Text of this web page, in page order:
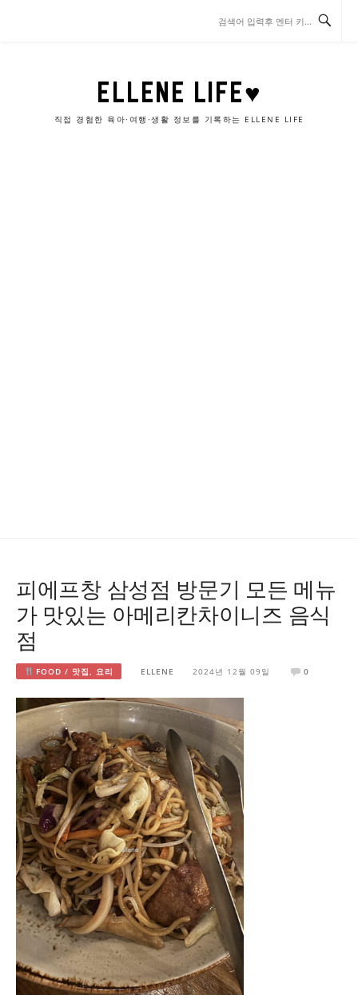
ELLENE LIFE♥
직접 경험한 육아·여행·생활 정보를 기록하는 ELLENE LIFE
피에프창 삼성점 방문기 모든 메뉴
가 맛있는 아메리칸차이니즈 음식
점
FOOD / 맛집, 요리 ELLENE 2024년 12월 09일 0